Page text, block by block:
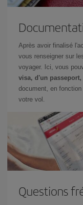
Après avoir finalisé
vous renseigner sur
voyager. Ici, vous
visa, d'un
document, en
votre vol.
Questions